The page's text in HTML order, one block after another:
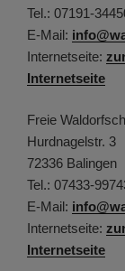
Tel.: 07191-
E-Mail:
Internetseite:
Internetseite
Freie
Hurdnagelstr. 3
72336 Balingen
Tel.: 07433-
E-Mail:
Internetseite:
Internetseite